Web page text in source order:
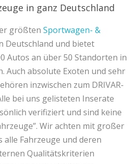
in ganz Deutschland
größten Sportwagen- &
Deutschland und bietet
Autos an über 50 Standorten in
Auch absolute Exoten und sehr
inzwischen zum DRIVAR-
bei uns gelisteten Inserate
verifiziert und sind keine
Wir achten mit großer
alle Fahrzeuge und deren
Qualitätskriterien